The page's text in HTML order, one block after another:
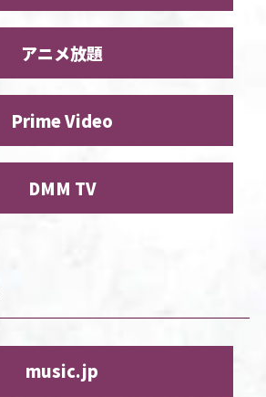
アニメ放題
Prime Video
DMM TV
music.jp